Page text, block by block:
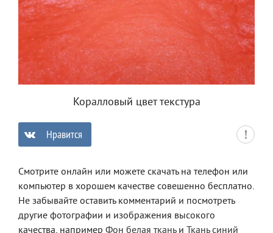
Коралловый цвет текстура
Нравится
Смотрите онлайн или можете скачать на телефон или
компьютер в хорошем качестве совешенно бесплатно.
Не забывайте оставить комментарий и посмотреть
другие фотографии и изображения высокого